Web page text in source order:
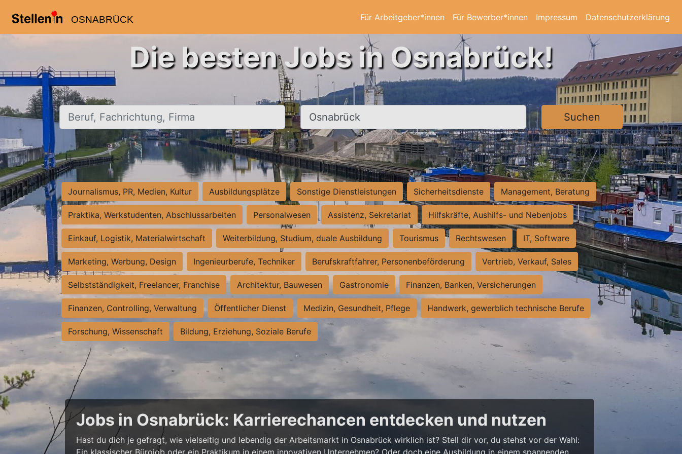
OSNABRÜCK Für Arbeitgeber*innen Für Bewerber*innen Impressum Datenschutzerklärung
Die besten Jobs in Osnabrück!
Beruf, Fachrichtung, Firma Ort, Stadt Suchen
Journalismus, PR, Medien, Kultur Ausbildungsplätze Sonstige Dienstleistungen Sicherheitsdienste Management, Beratung
Praktika, Werkstudenten, Abschlussarbeiten Personalwesen Assistenz, Sekretariat Hilfskräfte, Aushilfs- und Nebenjobs
Einkauf, Logistik, Materialwirtschaft Weiterbildung, Studium, duale Ausbildung Tourismus Rechtswesen IT, Software
Marketing, Werbung, Design Ingenieurberufe, Techniker Berufskraftfahrer, Personenbeförderung Vertrieb, Verkauf, Sales
Selbstständigkeit, Freelancer, Franchise Architektur, Bauwesen Gastronomie Finanzen, Banken, Versicherungen
Finanzen, Controlling, Verwaltung Öffentlicher Dienst Medizin, Gesundheit, Pflege Handwerk, gewerblich technische Berufe
Forschung, Wissenschaft Bildung, Erziehung, Soziale Berufe
Jobs in Osnabrück: Karrierechancen entdecken und nutzen
Hast du dich je gefragt, wie vielseitig und lebendig der Arbeitsmarkt in Osnabrück wirklich ist? Stell dir vor, du stehst vor der Wahl: